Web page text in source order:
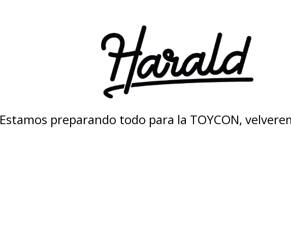
Estamos preparando todo para la TOYCON,